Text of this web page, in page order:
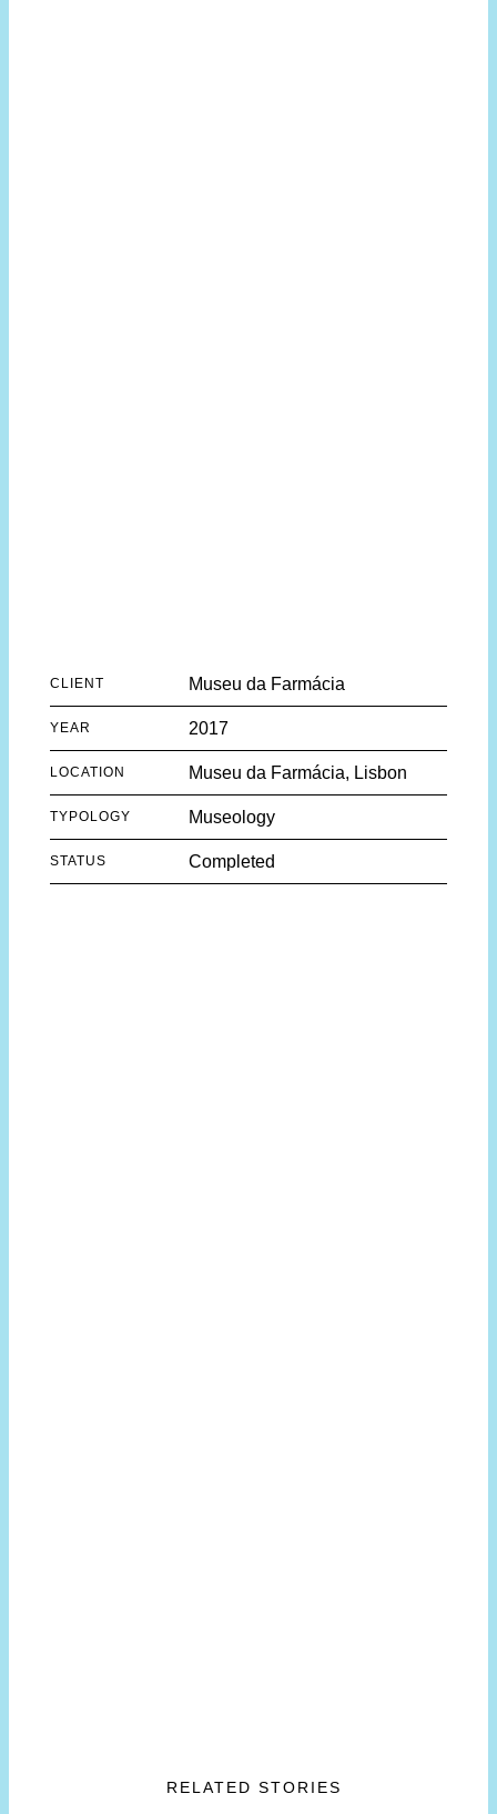
CLIENT Museu da Farmácia
YEAR 2017
LOCATION Museu da Farmácia, Lisbon
TYPOLOGY Museology
STATUS Completed
RELATED STORIES